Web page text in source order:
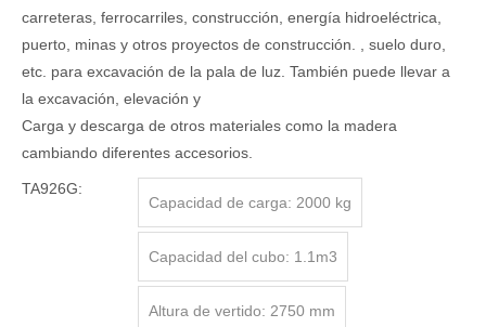
carreteras, ferrocarriles, construcción, energía hidroeléctrica,
puerto, minas y otros proyectos de construcción. , suelo duro,
etc. para excavación de la pala de luz. También puede llevar a
la excavación, elevación y
Carga y descarga de otros materiales como la madera
cambiando diferentes accesorios.
TA926G:
Capacidad de carga: 2000 kg
Capacidad del cubo: 1.1m3
Altura de vertido: 2750 mm